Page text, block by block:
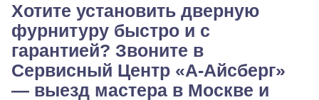
Хотите установить дверную
фурнитуру быстро и с
гарантией? Звоните в
Сервисный Центр «А-Айсберг»
— выезд мастера в Москве и